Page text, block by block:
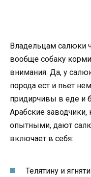
Владельцам салюки
вообще собаку
внимания. Да, у
порода ест и пьет
придирчивы в еде и
Арабские
опытными, дают
включает в себя:
Телятину и